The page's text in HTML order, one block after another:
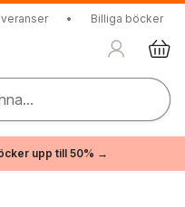
• Billiga böcker
upp till 50% →